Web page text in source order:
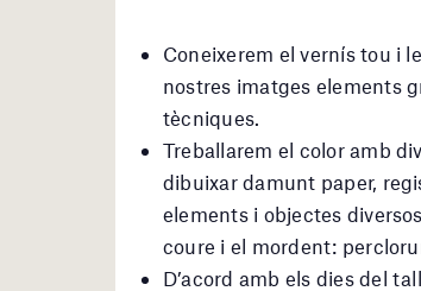
Coneixerem el vernís tou i
nostres imatges elements
tècniques.
Treballarem el color amb
dibuixar damunt paper,
elements i objectes
coure i el mordent:
D’acord amb els dies del